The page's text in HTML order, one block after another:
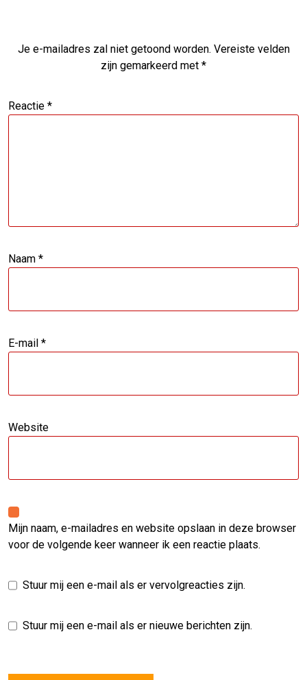
Je e-mailadres zal niet getoond worden. Vereiste velden
zijn gemarkeerd met *
Reactie *
Naam *
E-mail *
Website
Mijn naam, e-mailadres en website opslaan in deze browser
voor de volgende keer wanneer ik een reactie plaats.
Stuur mij een e-mail als er vervolgreacties zijn.
Stuur mij een e-mail als er nieuwe berichten zijn.